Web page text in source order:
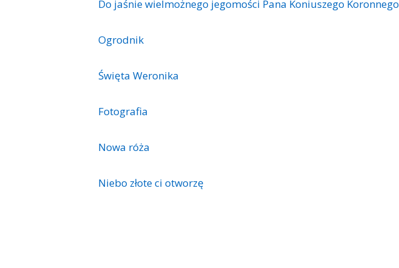
Do jaśnie wielmożnego jegomości Pana Koniuszego Koronnego
Ogrodnik
Święta Weronika
Fotografia
Nowa róża
Niebo złote ci otworzę